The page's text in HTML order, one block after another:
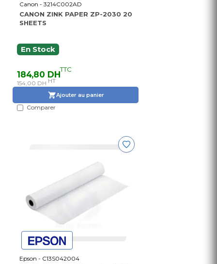
Canon - 3214C002AD
CANON ZINK PAPER ZP-2030 20
SHEETS
En Stock
184,80 DHTTC
154,00 DH HT
Ajouter au panier
Comparer
Epson - C13S042004